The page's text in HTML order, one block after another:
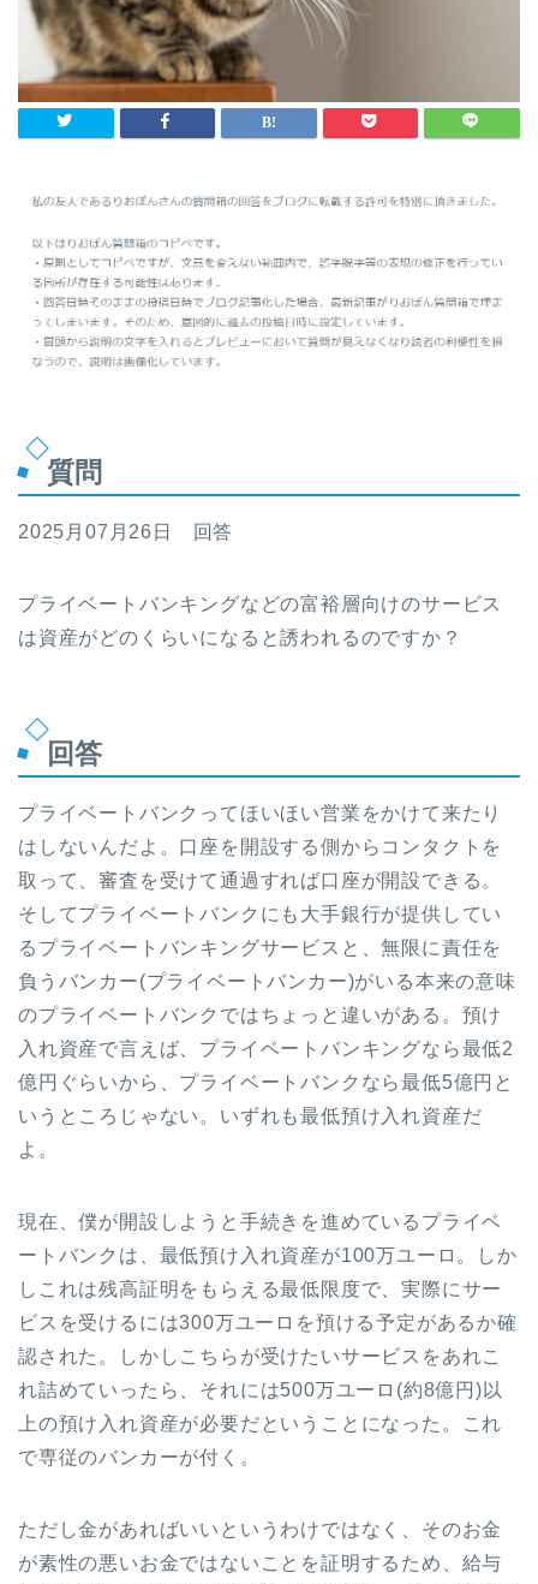
質問
2025月07月26日 回答
プライベートバンキングなどの富裕層向けのサービス
は資産がどのくらいになると誘われるのですか？
回答
プライベートバンクってほいほい営業をかけて来たり
はしないんだよ。口座を開設する側からコンタクトを
取って、審査を受けて通過すれば口座が開設できる。
そしてプライベートバンクにも大手銀行が提供してい
るプライベートバンキングサービスと、無限に責任を
負うバンカー(プライベートバンカー)がいる本来の意味
のプライベートバンクではちょっと違いがある。預け
入れ資産で言えば、プライベートバンキングなら最低2
億円ぐらいから、プライベートバンクなら最低5億円と
いうところじゃない。いずれも最低預け入れ資産だ
よ。
現在、僕が開設しようと手続きを進めているプライベ
ートバンクは、最低預け入れ資産が100万ユーロ。しか
しこれは残高証明をもらえる最低限度で、実際にサー
ビスを受けるには300万ユーロを預ける予定があるか確
認された。しかしこちらが受けたいサービスをあれこ
れ詰めていったら、それには500万ユーロ(約8億円)以
上の預け入れ資産が必要だということになった。これ
で専従のバンカーが付く。
ただし金があればいいというわけではなく、そのお金
が素性の悪いお金ではないことを証明するため、給与